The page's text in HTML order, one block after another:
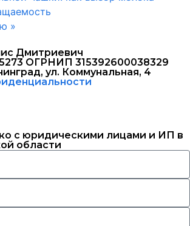
»
Дмитриевич
ОГРНИП 315392600038329
ул. Коммунальная, 4
с юридическими лицами и ИП в
области